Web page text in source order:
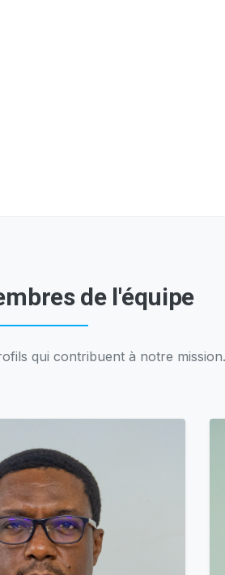
de l'équipe
qui contribuent à notre mission.